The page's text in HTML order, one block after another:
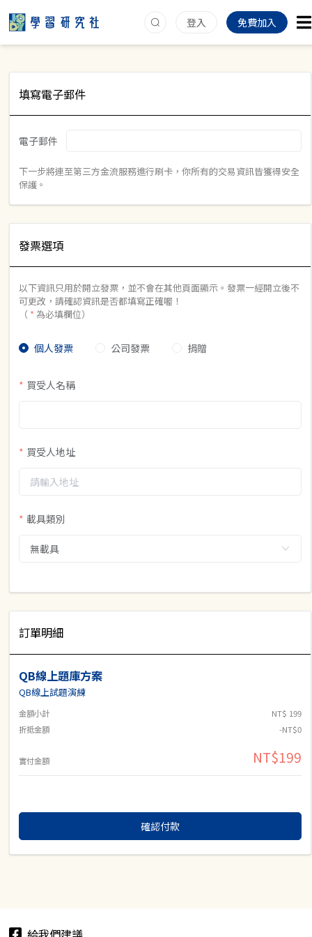
登入 免費加入
填寫電子郵件
電子郵件
下一步將連至第三方金流服務進行刷卡，你所有的交易資訊皆獲得安全
保護。
發票選項
以下資訊只用於開立發票，並不會在其他頁面顯示。發票一經開立後不
可更改，請確認資訊是否都填寫正確喔！
（ * 為必填欄位）
個人發票 公司發票 捐贈
買受人名稱
買受人地址
載具類別
訂單明細
QB線上題庫方案
QB線上試題演練
金額小計
NT$ 199
折抵金額
-NT$0
實付金額 NT$199
確認付款